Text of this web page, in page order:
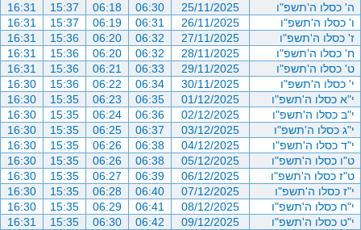
ה' כסלו ה'תשפ"ו
25/11/2025
06:30
06:18
15:37
16:31
ו' כסלו ה'תשפ"ו
26/11/2025
06:31
06:19
15:37
16:31
ז' כסלו ה'תשפ"ו
27/11/2025
06:32
06:20
15:36
16:31
ח' כסלו ה'תשפ"ו
28/11/2025
06:32
06:20
15:36
16:31
ט' כסלו ה'תשפ"ו
29/11/2025
06:33
06:21
15:36
16:31
י' כסלו ה'תשפ"ו
30/11/2025
06:34
06:22
15:36
16:30
י"א כסלו ה'תשפ"ו
01/12/2025
06:35
06:23
15:35
16:30
י"ב כסלו ה'תשפ"ו
02/12/2025
06:36
06:24
15:35
16:30
י"ג כסלו ה'תשפ"ו
03/12/2025
06:37
06:25
15:35
16:30
י"ד כסלו ה'תשפ"ו
04/12/2025
06:38
06:26
15:35
16:30
ט"ו כסלו ה'תשפ"ו
05/12/2025
06:38
06:26
15:35
16:30
ט"ז כסלו ה'תשפ"ו
06/12/2025
06:39
06:27
15:35
16:30
י"ז כסלו ה'תשפ"ו
07/12/2025
06:40
06:28
15:35
16:30
י"ח כסלו ה'תשפ"ו
08/12/2025
06:41
06:29
15:35
16:30
י"ט כסלו ה'תשפ"ו
09/12/2025
06:42
06:30
15:35
16:31